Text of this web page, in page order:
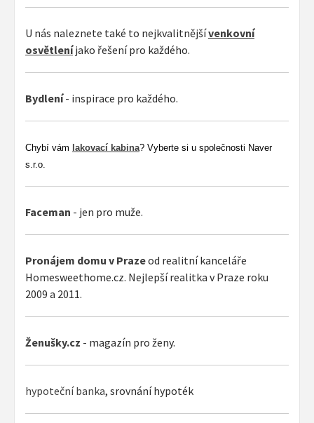
U nás naleznete také to nejkvalitnějšívenkovní
osvětleníjako řešení pro každého.
Bydlení- inspirace pro každého.
Chybí vám lakovací kabina? Vyberte si u společnosti Naver
s.r.o.
Faceman - jen pro muže.
Pronájem domu v Prazeod realitní kanceláře
Homesweethome.cz. Nejlepší realitka v Praze roku
2009 a 2011.
Ženušky.cz - magazín pro ženy.
hypoteční banka, srovnání hypoték